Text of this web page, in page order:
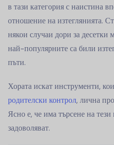
в тази категория с наистина
отношение на изтеглянията.
някои случаи дори за
най-популярните са били
пъти.
Хората искат инструменти,
родителски контрол, лична
Ясно е, че има търсене на
задоволяват.